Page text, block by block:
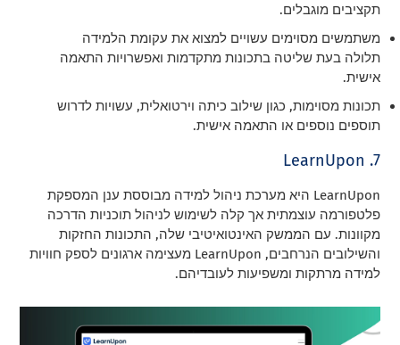
תקציבים מוגבלים.
משתמשים מסוימים עשויים למצוא את עקומת הלמידה
תלולה בעת שליטה בתכונות מתקדמות ואפשרויות התאמה
אישית.
תכונות מסוימות, כגון שילוב כיתה וירטואלית, עשויות לדרוש
תוספים נוספים או התאמה אישית.
7. LearnUpon
LearnUpon היא מערכת ניהול למידה מבוססת ענן המספקת
פלטפורמה עוצמתית אך קלה לשימוש לניהול תוכניות הדרכה
מקוונות. עם הממשק האינטואיטיבי שלה, התכונות החזקות
והשילובים הנרחבים, LearnUpon מעצימה ארגונים לספק חוויות
למידה מרתקות ומשפיעות לעובדיהם.